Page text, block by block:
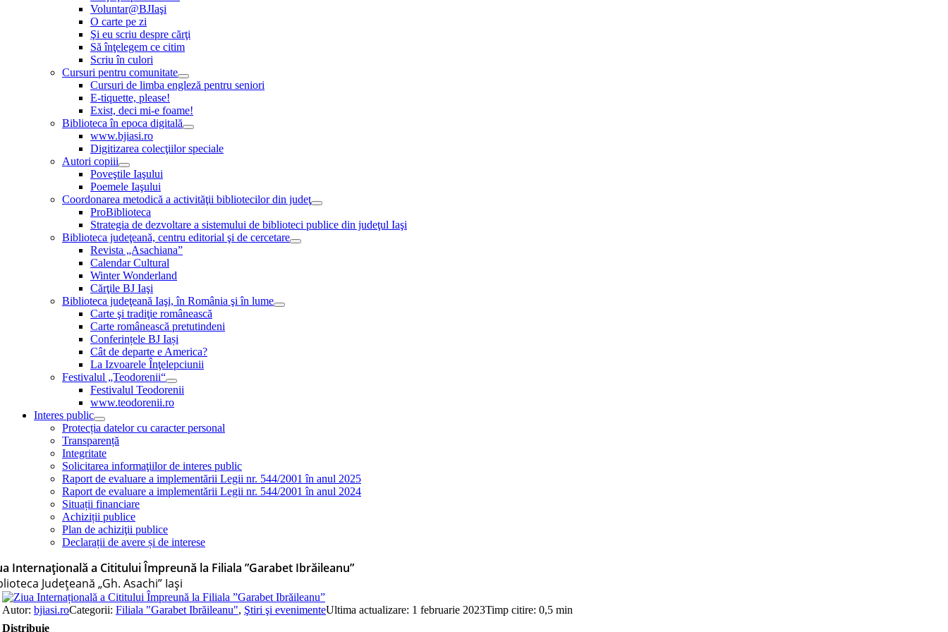
Voluntar@BJIaşi
O carte pe zi
Şi eu scriu despre cărţi
Să înţelegem ce citim
Scriu în culori
Cursuri pentru comunitate
Cursuri de limba engleză pentru seniori
E-tiquette, please!
Exist, deci mi-e foame!
Biblioteca în epoca digitală
www.bjiasi.ro
Digitizarea colecţiilor speciale
Autori copiii
Poveştile Iaşului
Poemele Iaşului
Coordonarea metodică a activităţii bibliotecilor din judeţ
ProBiblioteca
Strategia de dezvoltare a sistemului de biblioteci publice din judeţul Iaşi
Biblioteca judeţeană, centru editorial şi de cercetare
Revista „Asachiana”
Calendar Cultural
Winter Wonderland
Cărţile BJ Iaşi
Biblioteca judeţeană Iaşi, în România şi în lume
Carte şi tradiţie românească
Carte românească pretutindeni
Conferințele BJ Iași
Cât de departe e America?
La Izvoarele Înţelepciunii
Festivalul „Teodorenii“
Festivalul Teodorenii
www.teodorenii.ro
Interes public
Protecția datelor cu caracter personal
Transparență
Integritate
Solicitarea informaţiilor de interes public
Raport de evaluare a implementării Legii nr. 544/2001 în anul 2025
Raport de evaluare a implementării Legii nr. 544/2001 în anul 2024
Situații financiare
Achiziții publice
Plan de achiziţii publice
Declarații de avere și de interese
Internațională a Cititului Împreună la Filiala ”Garabet Ibrăileanu”
Judeţeană „Gh. Asachi” Iaşi
Autor: bjiasi.roCategorii: Filiala "Garabet Ibrăileanu", Ştiri şi evenimenteUltima actualizare: 1 februarie 2023Timp citire: 0,5 min
Distribuie